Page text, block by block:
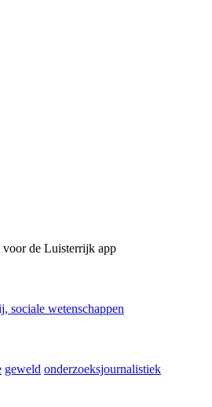
de Luisterrijk app
sociale wetenschappen
geweld onderzoeksjournalistiek